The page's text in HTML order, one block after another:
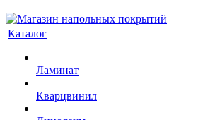
Каталог
Ламинат
Кварцвинил